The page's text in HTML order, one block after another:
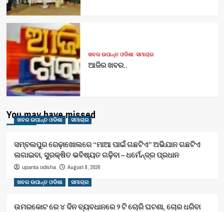
ଖବର ଉପାନ୍ତ ଓଡିଶା ସମାଚାର
ଆଜିର ଖବର..
You may have missed
ଖବର ଉପାନ୍ତ ଓଡିଶା ସମାଚାର
ସମ୍ବଲପୁର ରେଢ଼ାଖୋଲରେ “ମାଆ ପାଇଁ ଗଛଟିଏ” ଅଭିଯାନ ଗଛଟିଏ
ଲଗାଇବା, ସୁରକ୍ଷିତ ଭବିଷ୍ୟତ ଗଢ଼ିବା – ଧର୍ମେନ୍ଦ୍ର ପ୍ରଧାନ
upanta odisha August 8, 2026
ଖବର ଉପାନ୍ତ ଓଡିଶା ସମାଚାର
ଉମରକୋଟ ରେ ୪ ଦିନ ବ୍ୟବଧାନରେ ୨ ଟି ଚୋରି ଘଟଣା, ଚୋର ଧରିବା